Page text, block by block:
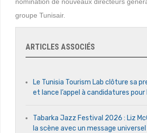
groupe Tunisair.
ARTICLES ASSOCIÉS
Le Tunisia Tourism Lab clôture sa
et lance l’appel à candidatures
Tabarka Jazz Festival 2026 : Liz
la scène avec un message